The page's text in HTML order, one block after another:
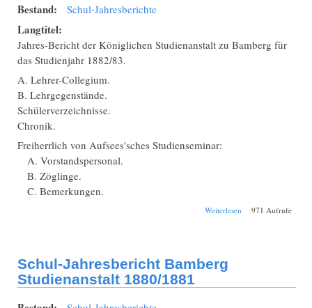
Bestand: Schul-Jahresberichte
Langtitel:
Jahres-Bericht der Königlichen Studienanstalt zu Bamberg für
das Studienjahr 1882/83.
A. Lehrer-Collegium.
B. Lehrgegenstände.
Schülerverzeichnisse.
Chronik.
Freiherrlich von Aufsees'sches Studienseminar:
A. Vorstandspersonal.
B. Zöglinge.
C. Bemerkungen.
Weiterlesen über Schul-
971 Aufrufe
Schul-Jahresbericht Bamberg
Studienanstalt 1880/1881